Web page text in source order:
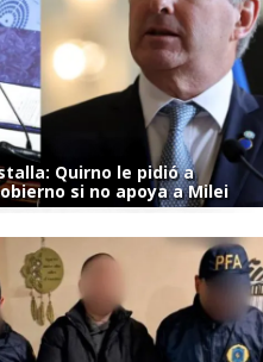
Quirno le pidió a
si no apoya a Milei